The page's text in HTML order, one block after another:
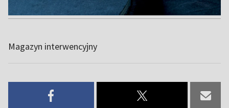
Magazyn interwencyjny